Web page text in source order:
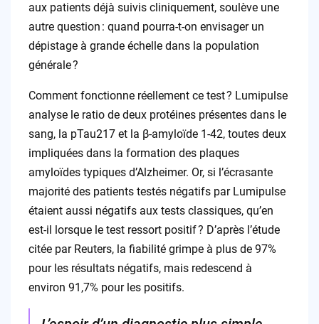
aux patients déjà suivis cliniquement, soulève une
autre question : quand pourra-t-on envisager un
dépistage à grande échelle dans la population
générale ?
Comment fonctionne réellement ce test ? Lumipulse
analyse le ratio de deux protéines présentes dans le
sang, la pTau217 et la β-amyloïde 1-42, toutes deux
impliquées dans la formation des plaques
amyloïdes typiques d’Alzheimer. Or, si l’écrasante
majorité des patients testés négatifs par Lumipulse
étaient aussi négatifs aux tests classiques, qu’en
est-il lorsque le test ressort positif ? D’après l’étude
citée par Reuters, la fiabilité grimpe à plus de 97%
pour les résultats négatifs, mais redescend à
environ 91,7% pour les positifs.